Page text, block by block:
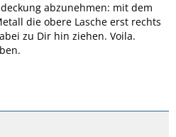
abzunehmen: mit dem
die obere Lasche erst rechts
zu Dir hin ziehen. Voila.